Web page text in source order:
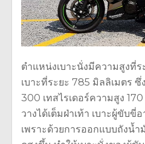
ตำแหน่งเบาะนั่งมีความสูงที่
เบาะที่ระยะ 785 มิลลิเมตร
300 เทสไรเดอร์ความสูง
วางได้เต็มฝ่าเท้า เบาะผู้ขับ
เพราะด้วยการออกแบบถังน้